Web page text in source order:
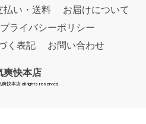
払い・送料
お届けについて
プライバシーポリシー
く表記
お問い合わせ
爽快本店
爽快本店 all rights reserved.